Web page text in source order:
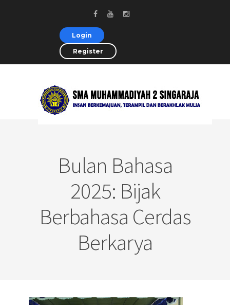
Login
Register
Bulan Bahasa
2025: Bijak
Berbahasa Cerdas
Berkarya